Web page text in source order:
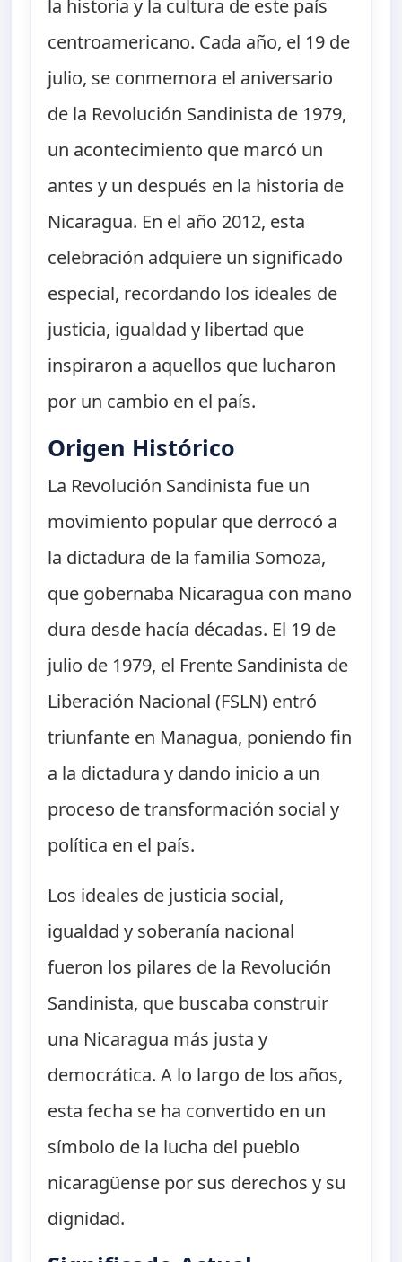
la historia y la cultura de este país
centroamericano. Cada año, el 19 de
julio, se conmemora el aniversario
de la Revolución Sandinista de 1979,
un acontecimiento que marcó un
antes y un después en la historia de
Nicaragua. En el año 2012, esta
celebración adquiere un significado
especial, recordando los ideales de
justicia, igualdad y libertad que
inspiraron a aquellos que lucharon
por un cambio en el país.
Origen Histórico
La Revolución Sandinista fue un
movimiento popular que derrocó a
la dictadura de la familia Somoza,
que gobernaba Nicaragua con mano
dura desde hacía décadas. El 19 de
julio de 1979, el Frente Sandinista de
Liberación Nacional (FSLN) entró
triunfante en Managua, poniendo fin
a la dictadura y dando inicio a un
proceso de transformación social y
política en el país.
Los ideales de justicia social,
igualdad y soberanía nacional
fueron los pilares de la Revolución
Sandinista, que buscaba construir
una Nicaragua más justa y
democrática. A lo largo de los años,
esta fecha se ha convertido en un
símbolo de la lucha del pueblo
nicaragüense por sus derechos y su
dignidad.